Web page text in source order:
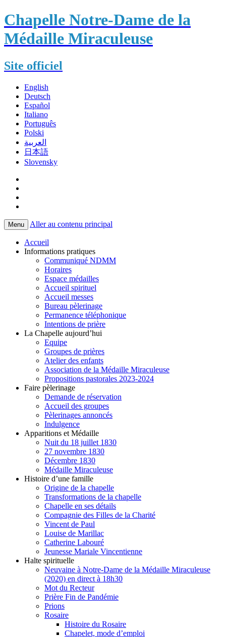
Chapelle Notre-Dame de la
Médaille Miraculeuse
Site officiel
English
Deutsch
Español
Italiano
Português
Polski
العربية
日本語
Slovensky
Menu Aller au contenu principal
Accueil
Informations pratiques
Communiqué NDMM
Horaires
Espace médailles
Accueil spirituel
Accueil messes
Bureau pèlerinage
Permanence téléphonique
Intentions de prière
La Chapelle aujourd’hui
Equipe
Groupes de prières
Atelier des enfants
Association de la Médaille Miraculeuse
Propositions pastorales 2023-2024
Faire pèlerinage
Demande de réservation
Accueil des groupes
Pèlerinages annoncés
Indulgence
Apparitions et Médaille
Nuit du 18 juillet 1830
27 novembre 1830
Décembre 1830
Médaille Miraculeuse
Histoire d’une famille
Origine de la chapelle
Transformations de la chapelle
Chapelle en ses détails
Compagnie des Filles de la Charité
Vincent de Paul
Louise de Marillac
Catherine Labouré
Jeunesse Mariale Vincentienne
Halte spirituelle
Neuvaine à Notre-Dame de la Médaille Miraculeuse
(2020) en direct à 18h30
Mot du Recteur
Prière Fin de Pandémie
Prions
Rosaire
Histoire du Rosaire
Chapelet, mode d’emploi